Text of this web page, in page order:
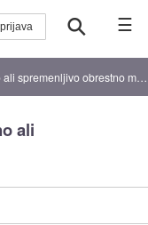
☰
spremenljivo obrestno mero?
ali